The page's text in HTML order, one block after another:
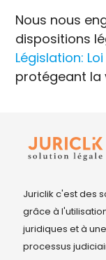
Nous nous
dispositions
Législation:
protégeant la
Juriclik c'est des
grâce à
juridiques et à
processus